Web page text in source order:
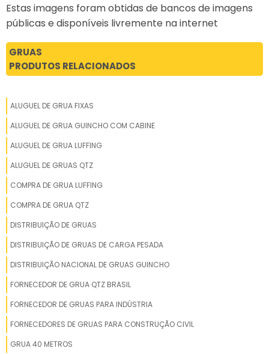
Estas imagens foram obtidas de bancos de imagens
públicas e disponíveis livremente na internet
GRUAS
PRODUTOS RELACIONADOS
ALUGUEL DE GRUA FIXAS
ALUGUEL DE GRUA GUINCHO COM CABINE
ALUGUEL DE GRUA LUFFING
ALUGUEL DE GRUAS QTZ
COMPRA DE GRUA LUFFING
COMPRA DE GRUA QTZ
DISTRIBUIÇÃO DE GRUAS
DISTRIBUIÇÃO DE GRUAS DE CARGA PESADA
DISTRIBUIÇÃO NACIONAL DE GRUAS GUINCHO
FORNECEDOR DE GRUA QTZ BRASIL
FORNECEDOR DE GRUAS PARA INDÚSTRIA
FORNECEDORES DE GRUAS PARA CONSTRUÇÃO CIVIL
GRUA 40 METROS